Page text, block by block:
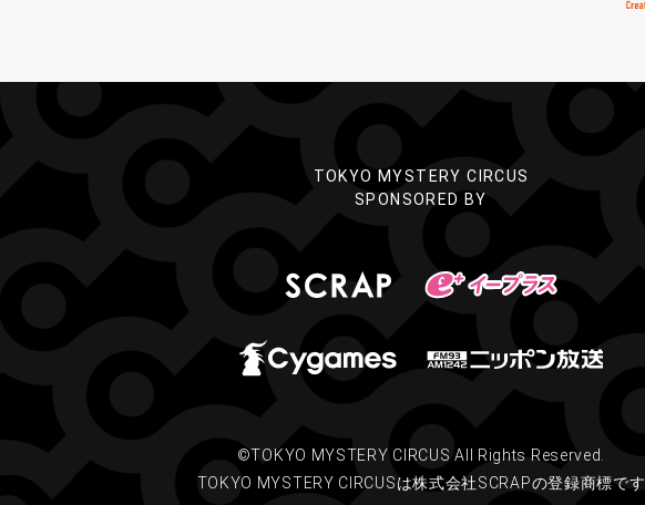
TOKYO MYSTERY CIRCUS
SPONSORED BY
©TOKYO MYSTERY CIRCUS All Rights Reserved.
TOKYO MYSTERY CIRCUSは株式会社SCRAPの登録商標です